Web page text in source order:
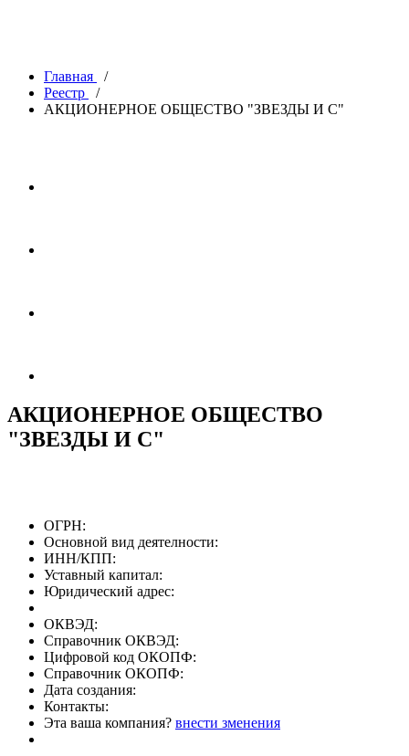
Главная
/
Реестр
/
АКЦИОНЕРНОЕ ОБЩЕСТВО "ЗВЕЗДЫ И С"
АКЦИОНЕРНОЕ ОБЩЕСТВО
"ЗВЕЗДЫ И С"
ОГРН:
Основной вид деятелности:
ИНН/КПП:
Уставный капитал:
Юридический адрес:
ОКВЭД:
Справочник ОКВЭД:
Цифровой код ОКОПФ:
Справочник ОКОПФ:
Дата создания:
Контакты:
Эта ваша компания? внести зменения